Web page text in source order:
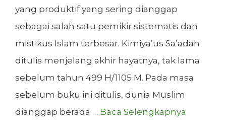
yang produktif yang sering dianggap
sebagai salah satu pemikir sistematis dan
mistikus Islam terbesar. Kimiya’us Sa’adah
ditulis menjelang akhir hayatnya, tak lama
sebelum tahun 499 H/1105 M. Pada masa
sebelum buku ini ditulis, dunia Muslim
dianggap berada … Baca Selengkapnya